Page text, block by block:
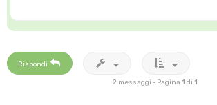
Rispondi
2 messaggi • Pagina 1 di 1